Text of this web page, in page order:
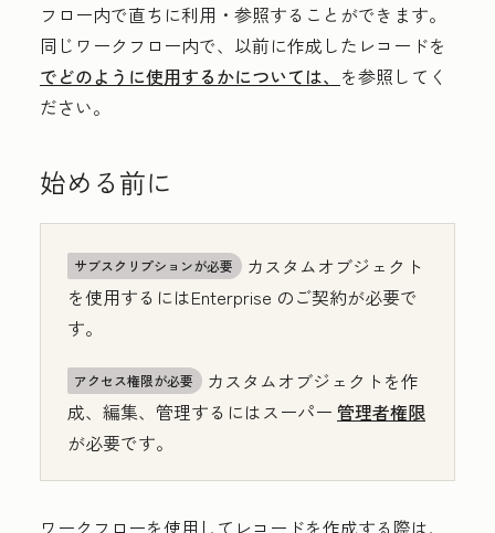
フロー内で直ちに利用・参照することができます。
同じワークフロー内で、以前に作成したレコードを
でどのように使用するかについては、 を参照してく
ださい。
始める前に
サブスクリプションが必要
カスタムオブジェクト
を使用するにはEnterprise のご契約が必要で
す。
アクセス権限が必要
カスタムオブジェクトを作
成、編集、管理するにはスーパー 管理者権限
が必要です。
ワークフローを使用してレコードを作成する際は、